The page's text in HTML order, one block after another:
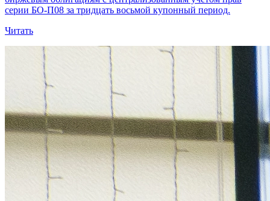
серии БО-П08 за тридцать восьмой купонный период.
Читать